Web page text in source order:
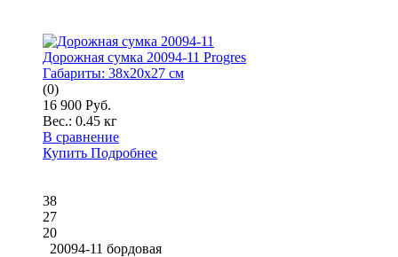
Дорожная сумка 20094-11 Progres
Габариты: 38x20x27 см
(0)
16 900 Руб.
Вес.: 0.45 кг
В сравнение
Купить Подробнее
38
27
20
20094-11 бордовая